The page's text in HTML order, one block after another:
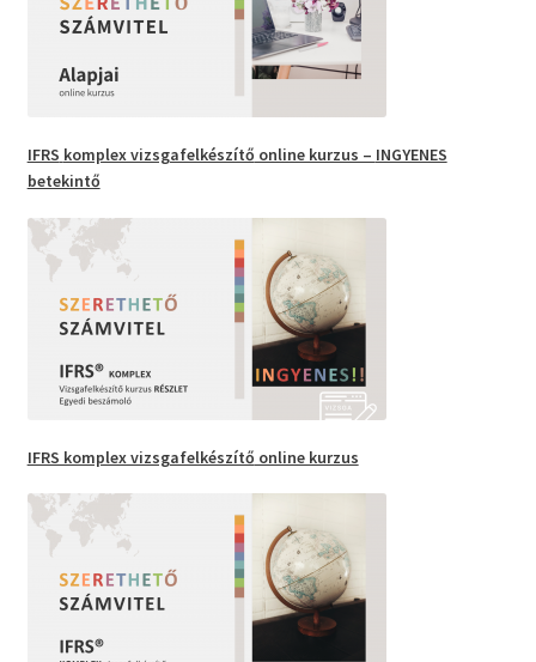
IFRS komplex vizsgafelkészítő online kurzus – INGYENES
betekintő
IFRS komplex vizsgafelkészítő online kurzus